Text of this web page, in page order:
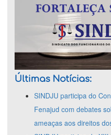
Últimas Notícias:
SINDJU participa do
Fenajud com debates
ameaças aos direitos